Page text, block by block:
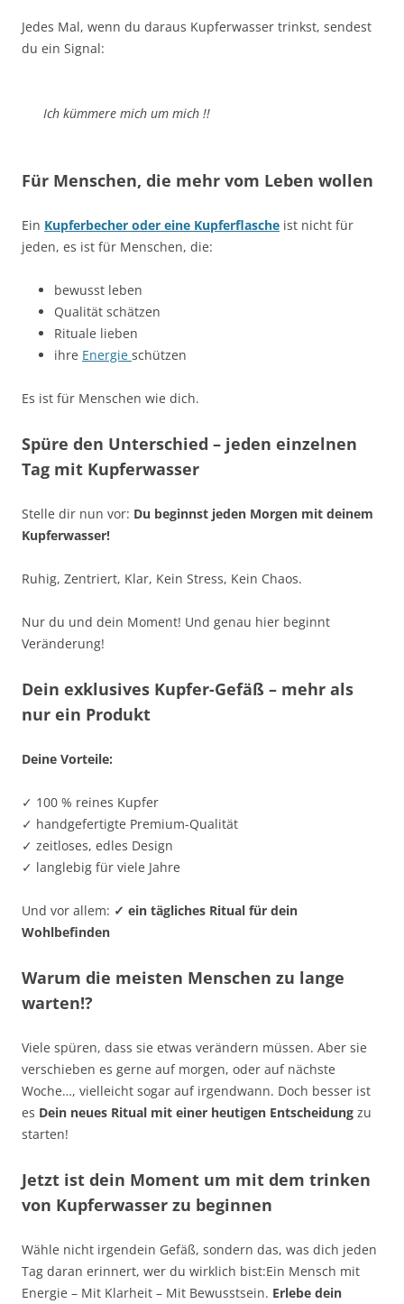
Jedes Mal, wenn du daraus Kupferwasser trinkst, sendest
du ein Signal:
Ich kümmere mich um mich !!
Für Menschen, die mehr vom Leben wollen
Ein Kupferbecher oder eine Kupferflasche ist nicht für
jeden, es ist für Menschen, die:
bewusst leben
Qualität schätzen
Rituale lieben
ihre Energie schützen
Es ist für Menschen wie dich.
Spüre den Unterschied – jeden einzelnen
Tag mit Kupferwasser
Stelle dir nun vor: Du beginnst jeden Morgen mit deinem
Kupferwasser!
Ruhig, Zentriert, Klar, Kein Stress, Kein Chaos.
Nur du und dein Moment! Und genau hier beginnt
Veränderung!
Dein exklusives Kupfer-Gefäß – mehr als
nur ein Produkt
Deine Vorteile:
✓ 100 % reines Kupfer
✓ handgefertigte Premium-Qualität
✓ zeitloses, edles Design
✓ langlebig für viele Jahre
Und vor allem: ✓ ein tägliches Ritual für dein
Wohlbefinden
Warum die meisten Menschen zu lange
warten!?
Viele spüren, dass sie etwas verändern müssen. Aber sie
verschieben es gerne auf morgen, oder auf nächste
Woche…, vielleicht sogar auf irgendwann. Doch besser ist
es Dein neues Ritual mit einer heutigen Entscheidung zu
starten!
Jetzt ist dein Moment um mit dem trinken
von Kupferwasser zu beginnen
Wähle nicht irgendein Gefäß, sondern das, was dich jeden
Tag daran erinnert, wer du wirklich bist:Ein Mensch mit
Energie – Mit Klarheit – Mit Bewusstsein. Erlebe dein